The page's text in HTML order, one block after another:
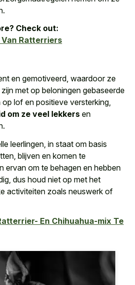
Check out:
Ratterriers
en gemotiveerd, waardoor ze
met op beloningen gebaseerde
lof en positieve versterking,
om ze veel lekkers en
leerlingen, in staat om basis
blijven en komen te
ervan om te behagen en hebben
dus houd niet op met het
activiteiten zoals neuswerk of
En Chihuahua-mix Te